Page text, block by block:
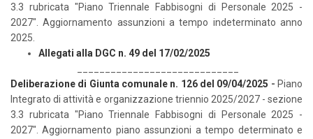
3.3 rubricata "Piano Triennale Fabbisogni di Personale 2025 -
2027". Aggiornamento assunzioni a tempo indeterminato anno
2025.
Allegati alla DGC n. 49 del 17/02/2025
Deliberazione di Giunta comunale n. 126 del 09/04/2025 - Piano
Integrato di attività e organizzazione triennio 2025/2027 - sezione
3.3 rubricata "Piano Triennale Fabbisogni di Personale 2025 -
2027". Aggiornamento piano assunzioni a tempo determinato e